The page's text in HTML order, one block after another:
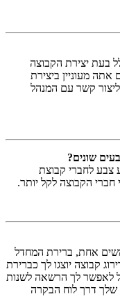
בעת יצירת הקבוצה
מעוניין ביצירת
קשר עם המנהל
שונים?
צבע לחברי קבוצת
הקבוצה לקל יותר.
אחת, ברירת המחדל
קבוצה יוצגו לך כברירת
לאפשר לך הרשאה לשנות
דרך לוח הבקרה